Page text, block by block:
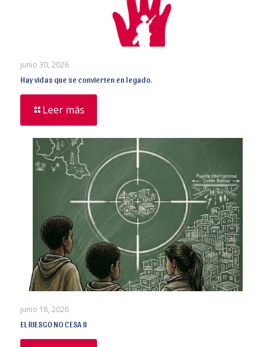
junio 30, 2026
Hay vidas que se convierten en legado.
Leer más
junio 18, 2026
EL RIESGO NO CESA II